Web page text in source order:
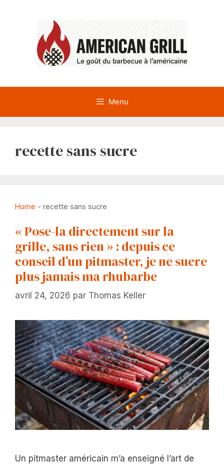
Menu
recette sans sucre
Home - recette sans sucre
« Pose-la directement sur la
grille, sans rien » : depuis ce
conseil d’un pitmaster, je ne sucre
plus jamais ma rhubarbe
avril 24, 2026 par Thomas Keller
Un pitmaster américain m’a enseigné l’art de